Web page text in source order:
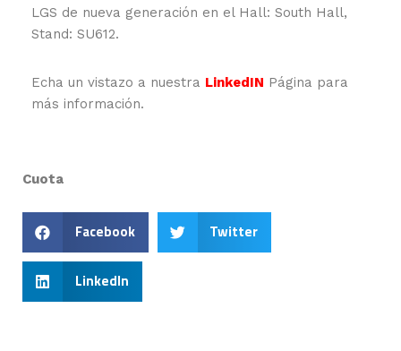
LGS de nueva generación en el Hall: South Hall,
Stand: SU612.
Echa un vistazo a nuestra LinkedIN Página para
más información.
Cuota
Facebook Twitter
LinkedIn